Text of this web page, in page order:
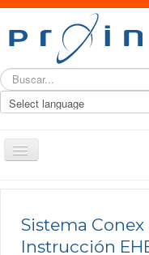
Buscar...
Toggle
Quiénes somos
Historia
Sistema
Instrucción